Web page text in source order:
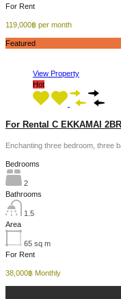
For Rent
119,000฿ per month
Featured
View Property
Hot
For Rental C EKKAMAI
Enchanting three bedroom, three
Bedrooms
2
Bathrooms
1.5
Area
65 sq m
For Rent
38,000฿ Monthly